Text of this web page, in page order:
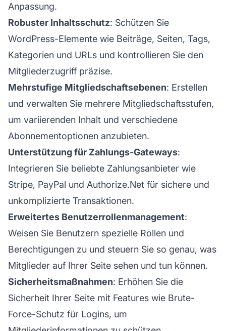
Anpassung.
Robuster Inhaltsschutz: Schützen Sie
WordPress-Elemente wie Beiträge, Seiten, Tags,
Kategorien und URLs und kontrollieren Sie den
Mitgliederzugriff präzise.
Mehrstufige Mitgliedschaftsebenen: Erstellen
und verwalten Sie mehrere Mitgliedschaftsstufen,
um variierenden Inhalt und verschiedene
Abonnementoptionen anzubieten.
Unterstützung für Zahlungs-Gateways:
Integrieren Sie beliebte Zahlungsanbieter wie
Stripe, PayPal und Authorize.Net für sichere und
unkomplizierte Transaktionen.
Erweitertes Benutzerrollenmanagement:
Weisen Sie Benutzern spezielle Rollen und
Berechtigungen zu und steuern Sie so genau, was
Mitglieder auf Ihrer Seite sehen und tun können.
Sicherheitsmaßnahmen: Erhöhen Sie die
Sicherheit Ihrer Seite mit Features wie Brute-
Force-Schutz für Logins, um